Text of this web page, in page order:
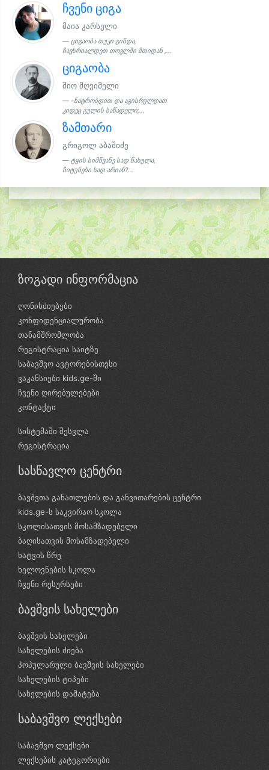
ჩვენი ციგა
მაია კარსელი
ციგაობა თუკი გინდა,
ჩავსრიალდეთ თოვლში მთიდან ,...
ციგაობა
შიო მღვიმელი
-ნატრობდით და აგისრულდათ
კიდეც გულის საწადელი;...
ზამთარი
გრიგოლ აბაშიძე
ტყის სიმწვანე სად წასულა,
ჩიტუნები სად არიან?...
ზოგადი ინფორმაცია
ღონისძიებები
კონფიდენციალურობა
თანამშრომლობა
რეგისტრაცია საიტზე
საბავშვო ავტორებისთვსი
ვაკანსიები kids.ge-ში
ჩვენი ღირებულებები
კონტაქტი
სისტემაში შესვლა
რეგისტრაცია
სასწავლო ცენტრი
ბავშვთა განათლების და განვითარების ცენტრი
kids.ge-ს საკვირაო სკოლა
სკოლისათვის მოსამზადებელი
ბაღისათვის მოსამზადებელი
ხატვის წრე
ხელოვნების სკოლა
ჩვენი რესურსები
ბავშვის სახელები
ბავშვის სახელები
სახელების ძიება
პოპულარული ბავშვის სახელები
სახელების ტიპები
სახელების დამატება
საბავშვო ლექსები
საბავშვო ლექსები
ლექსების კატეგორიები